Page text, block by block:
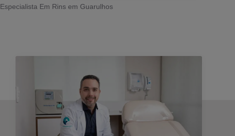
Especialista Em Rins em Guarulhos